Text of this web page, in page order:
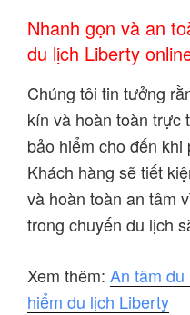
Nhanh gọn và an
du lịch Liberty
Chúng tôi tin tưởng
kín và hoàn toàn trực
bảo hiểm cho đến
Khách hàng sẽ tiết
và hoàn toàn an tâm
trong chuyến du lịch
Xem thêm: An tâm
hiểm du lịch Liberty